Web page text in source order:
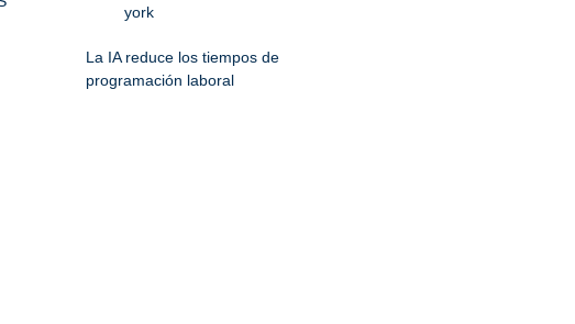
york
La IA reduce los tiempos de
programación laboral